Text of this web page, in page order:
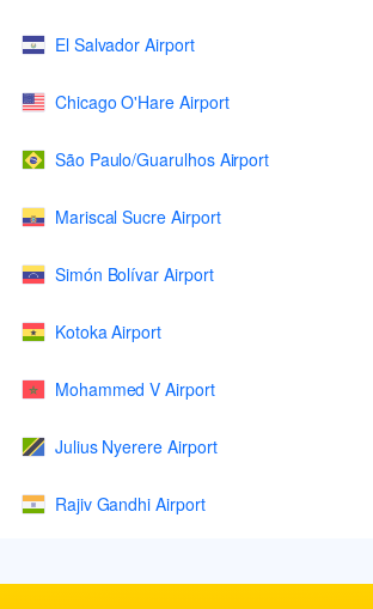
El Salvador Airport
Chicago O'Hare Airport
São Paulo/Guarulhos Airport
Mariscal Sucre Airport
Simón Bolívar Airport
Kotoka Airport
Mohammed V Airport
Julius Nyerere Airport
Rajiv Gandhi Airport